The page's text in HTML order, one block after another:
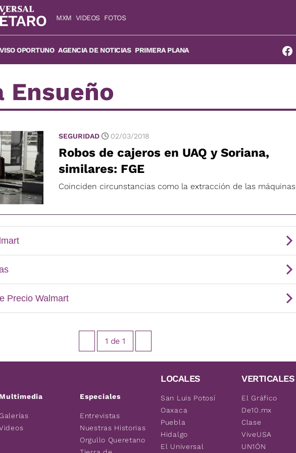
MXM VIDEOS FOTOS
OPORTUNO AGENCIA DE NOTICIAS PRIMERA PLANA
Ensueño
SEGURIDAD 02/03/2018
Robos de cajeros en UAQ y Soriana,
similares: FGE
Coinciden circunstancias como la extracción de las máquinas
1 de 1
Multimedia
Galerías
Especiales
Entrevistas
Nuestras Historias
Orgullo Queretano
LOCALES
San Luis Potosí
Oaxaca
Puebla
Hidalgo
El Universal
VERTICALES
El Gráfico
De10.mx
Clase
ViveUSA
UN1ÓN